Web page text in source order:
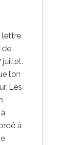
lettre
de
juillet.
l’on
Les
à